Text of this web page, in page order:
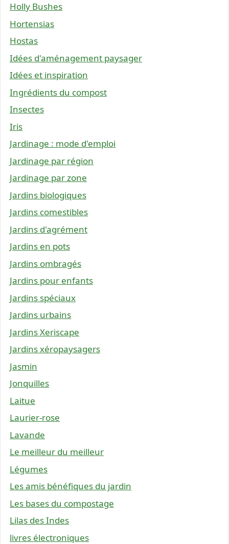
Holly Bushes
Hortensias
Hostas
Idées d'aménagement paysager
Idées et inspiration
Ingrédients du compost
Insectes
Iris
Jardinage : mode d'emploi
Jardinage par région
Jardinage par zone
Jardins biologiques
Jardins comestibles
Jardins d'agrément
Jardins en pots
Jardins ombragés
Jardins pour enfants
Jardins spéciaux
Jardins urbains
Jardins Xeriscape
Jardins xéropaysagers
Jasmin
Jonquilles
Laitue
Laurier-rose
Lavande
Le meilleur du meilleur
Légumes
Les amis bénéfiques du jardin
Les bases du compostage
Lilas des Indes
livres électroniques